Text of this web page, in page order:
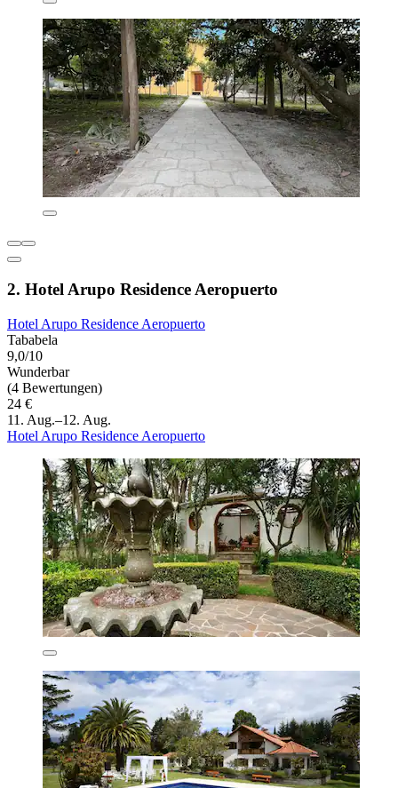
2. Hotel Arupo Residence Aeropuerto
Hotel Arupo Residence Aeropuerto
Tababela
9,0/10
Wunderbar
(4 Bewertungen)
24 €
11. Aug.–12. Aug.
Hotel Arupo Residence Aeropuerto